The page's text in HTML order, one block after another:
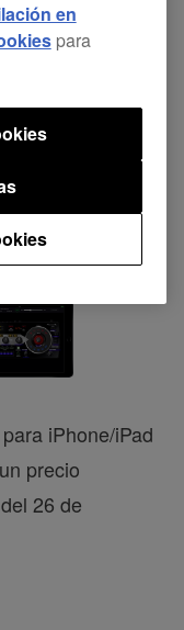
iPhone/iPad
precio
26 de
en
para